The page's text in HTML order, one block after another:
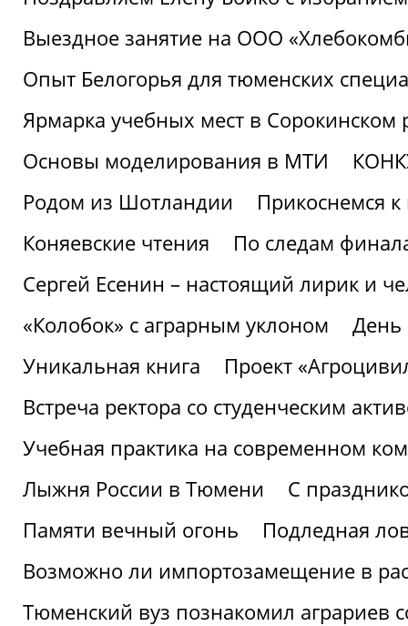
Выездное занятие на ООО
Опыт Белогорья для тюменских
Ярмарка учебных мест в Сорокинском
Основы моделирования в МТИ
Родом из Шотландии
Прикоснемся
Коняевские чтения
По следам
Сергей Есенин – настоящий лирик и
«Колобок» с аграрным уклоном
День
Уникальная книга
Проект
Встреча ректора со студенческим
Учебная практика на современном
Лыжня России в Тюмени
С
Памяти вечный огонь
Подледная
Возможно ли импортозамещение в
Тюменский вуз познакомил аграриев